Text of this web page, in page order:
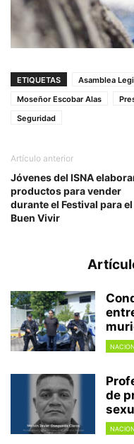
ETIQUETAS Asamblea
Moseñor Escobar Alas
Seguridad
Artículo anterior
Jóvenes del ISNA
productos para vender
durante el Festival para el
Buen Vivir
de